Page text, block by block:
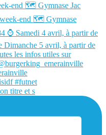
end 🗺️ Gymnase Jac
titre et s